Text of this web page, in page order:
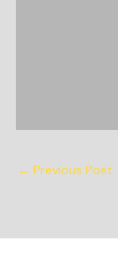
← Previous Post